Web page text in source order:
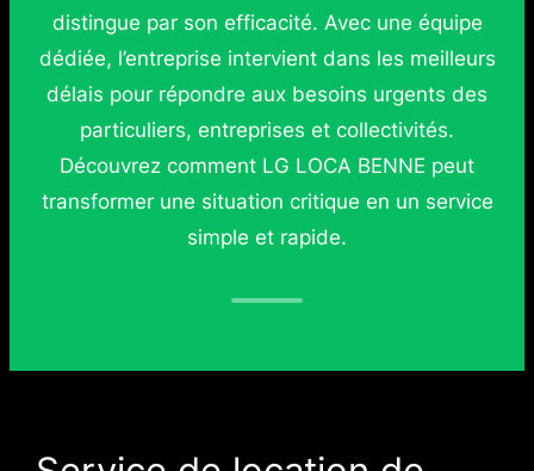
distingue par son efficacité. Avec une équipe
dédiée, l’entreprise intervient dans les meilleurs
délais pour répondre aux besoins urgents des
particuliers, entreprises et collectivités.
Découvrez comment LG LOCA BENNE peut
transformer une situation critique en un service
simple et rapide.